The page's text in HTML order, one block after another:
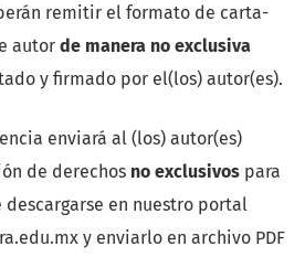
remitir el formato de carta-
autor de manera no exclusiva
y firmado por el(los) autor(es).
enviará al (los) autor(es)
de derechos no exclusivos para
en nuestro portal
y enviarlo en archivo PDF